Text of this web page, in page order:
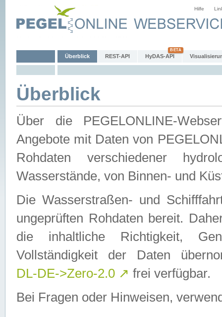
Hilfe
Überblick REST-API HyDAS-API
Überblick
Über die PEGELONLINE-
Angebote mit Daten von
Rohdaten verschiedener
Wasserstände, von Binnen- und
Die Wasserstraßen- und
ungeprüften Rohdaten bereit.
die inhaltliche Richtigkeit,
Vollständigkeit der Daten
DL-DE->Zero-2.0 ↗ frei verfügbar.
Bei Fragen oder Hinweisen,